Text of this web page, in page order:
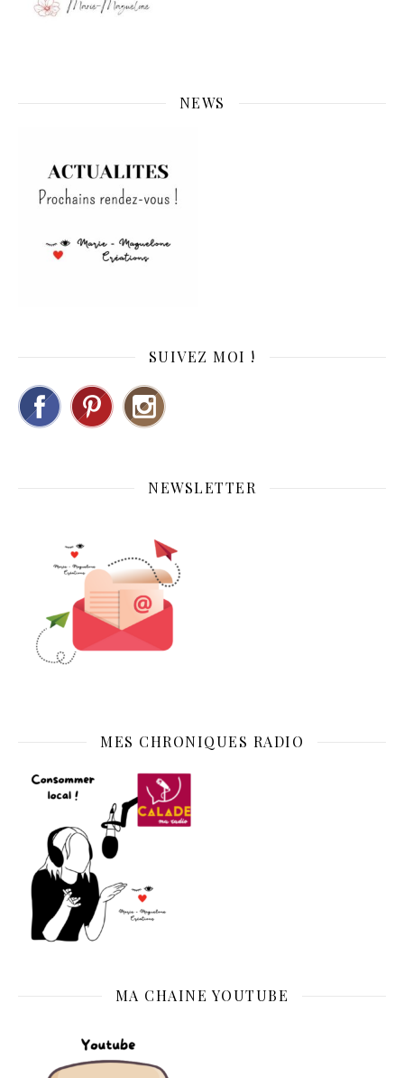
NEWS
SUIVEZ MOI !
NEWSLETTER
MES CHRONIQUES RADIO
MA CHAINE YOUTUBE